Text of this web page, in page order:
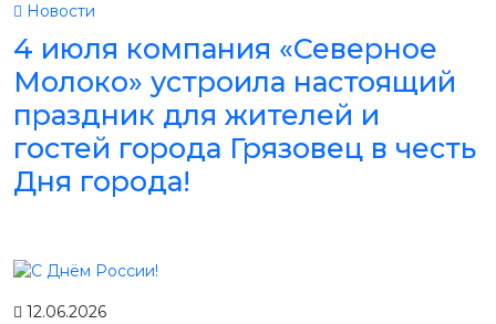
Новости
4 июля компания «Северное
Молоко» устроила настоящий
праздник для жителей и
гостей города Грязовец в честь
Дня города!
12.06.2026